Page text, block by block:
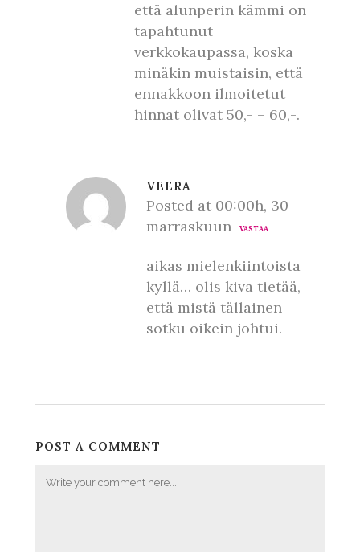
että alunperin kämmi on
tapahtunut
verkkokaupassa, koska
minäkin muistaisin, että
ennakkoon ilmoitetut
hinnat olivat 50,- – 60,-.
VEERA
Posted at 00:00h, 30
marraskuun
VASTAA
aikas mielenkiintoista
kyllä… olis kiva tietää,
että mistä tällainen
sotku oikein johtui.
POST A COMMENT